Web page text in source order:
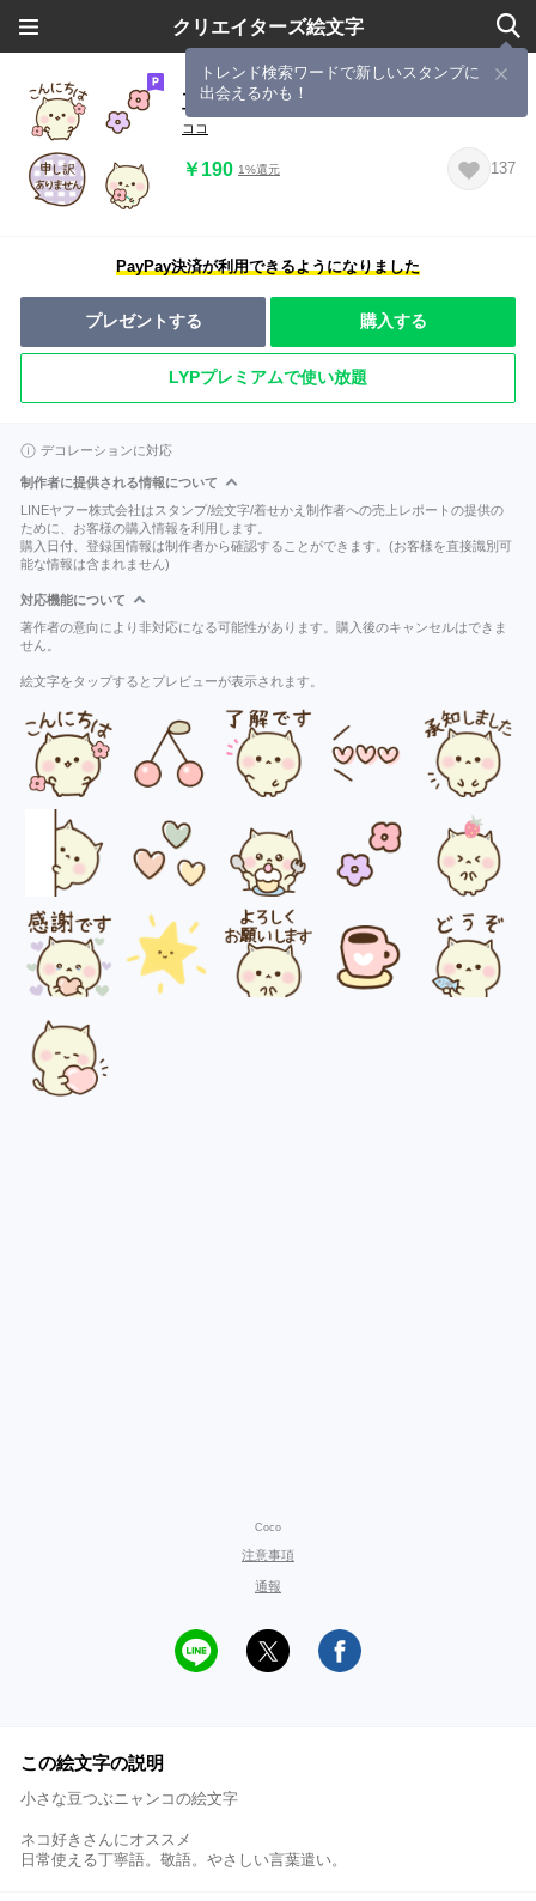
クリエイターズ絵文字
トレンド検索ワードで新しいスタンプに
出会えるかも！
豆つぶニャンコの絵文字
ココ
￥190 1%還元 137
PayPay決済が利用できるようになりました
プレゼントする 購入する
LYPプレミアムで使い放題
デコレーションに対応
制作者に提供される情報について
LINEヤフー株式会社はスタンプ/絵文字/着せかえ制作者への売上レポートの提供の
ために、お客様の購入情報を利用します。
購入日付、登録国情報は制作者から確認することができます。(お客様を直接識別可
能な情報は含まれません)
対応機能について
著作者の意向により非対応になる可能性があります。購入後のキャンセルはできま
せん。
絵文字をタップするとプレビューが表示されます。
Coco
注意事項
通報
この絵文字の説明
小さな豆つぶニャンコの絵文字
ネコ好きさんにオススメ
日常使える丁寧語。敬語。やさしい言葉遣い。